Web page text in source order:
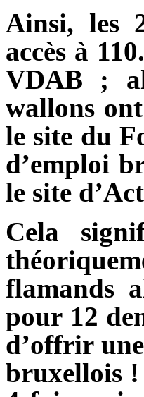
Ainsi, les
accès à
VDAB ;
wallons
le site du
d’emploi
le site
Cela
flamands
pour 12
d’offrir
bruxellois !